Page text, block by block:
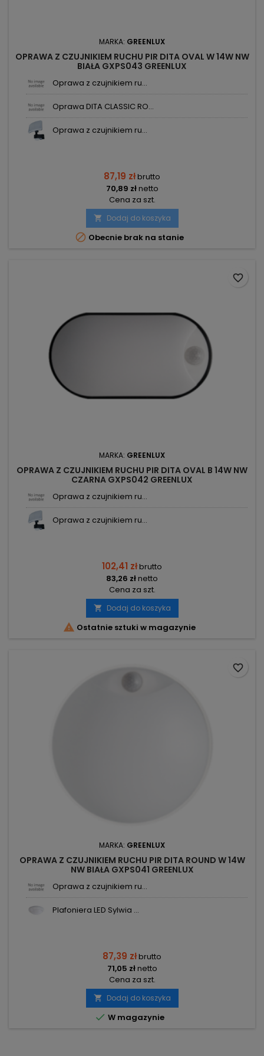
MARKA: GREENLUX
OPRAWA Z CZUJNIKIEM RUCHU PIR DITA OVAL W 14W NW
BIAŁA GXPS043 GREENLUX
Oprawa z czujnikiem ru...
Oprawa DITA CLASSIC RO...
Oprawa z czujnikiem ru...
87,19 złbrutto
70,89 złnetto
Cena za szt.
 Dodaj do koszyka
 Obecnie brak na stanie
MARKA: GREENLUX
OPRAWA Z CZUJNIKIEM RUCHU PIR DITA OVAL B 14W NW
CZARNA GXPS042 GREENLUX
Oprawa z czujnikiem ru...
Oprawa z czujnikiem ru...
102,41 złbrutto
83,26 złnetto
Cena za szt.
 Dodaj do koszyka
 Ostatnie sztuki w magazynie
favorite_border
MARKA: GREENLUX
OPRAWA Z CZUJNIKIEM RUCHU PIR DITA ROUND W 14W
NW BIAŁA GXPS041 GREENLUX
Oprawa z czujnikiem ru...
Plafoniera LED Sylwia ...
87,39 złbrutto
71,05 złnetto
Cena za szt.
 Dodaj do koszyka
 W magazynie
favorite_border